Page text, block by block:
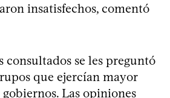
insatisfechos, comentó
consultados se les preguntó
que ejercían mayor
Las opiniones